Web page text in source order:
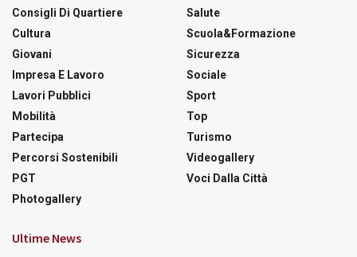
Consigli Di Quartiere
Cultura
Giovani
Impresa E Lavoro
Lavori Pubblici
Mobilità
Partecipa
Percorsi Sostenibili
PGT
Photogallery
Salute
Scuola&Formazione
Sicurezza
Sociale
Sport
Top
Turismo
Videogallery
Voci Dalla Città
Ultime News